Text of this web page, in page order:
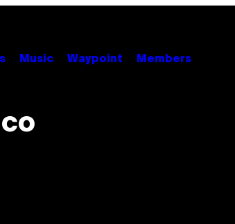
Music Waypoint Members